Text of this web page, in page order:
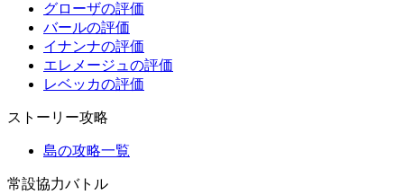
グローザの評価
バールの評価
イナンナの評価
エレメージュの評価
レベッカの評価
ストーリー攻略
島の攻略一覧
常設協力バトル